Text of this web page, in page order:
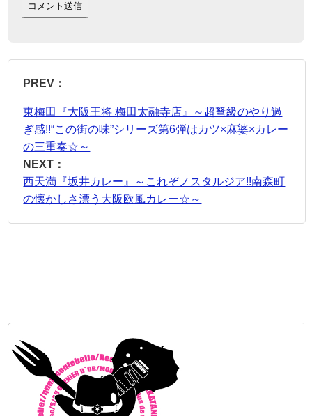
PREV：
東梅田『大阪王将 梅田太融寺店』～超弩級のやり過
ぎ感!!“この街の味”シリーズ第6弾はカツ×麻婆×カレー
の三重奏☆～
NEXT：
西天満『坂井カレー』～これぞノスタルジア!!南森町
の懐かしさ漂う大阪欧風カレー☆～